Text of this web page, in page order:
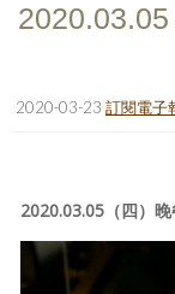
書房集
2020-03-23 訂閱電子
2020.03.05（四）